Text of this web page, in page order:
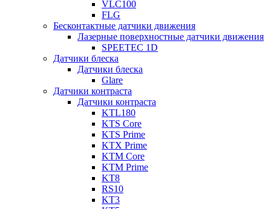
VLC100
FLG
Бесконтактные датчики движения
Лазерные поверхностные датчики движения
SPEETEC 1D
Датчики блеска
Датчики блеска
Glare
Датчики контраста
Датчики контраста
KTL180
KTS Core
KTS Prime
KTX Prime
KTM Core
KTM Prime
KT8
RS10
KT3